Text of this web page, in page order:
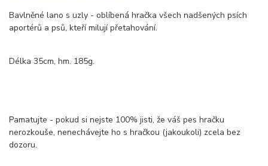
Bavlněné lano s uzly - oblíbená hračka všech nadšených psích
aportérů a psů, kteří milují přetahování.
Délka 35cm, hm. 185g.
Pamatujte - pokud si nejste 100% jisti, že váš pes hračku
nerozkouše, nenechávejte ho s hračkou (jakoukoli) zcela bez
dozoru.